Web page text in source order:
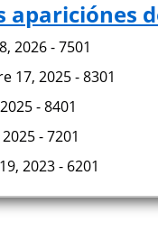
apariciónes
2026 - 7501
17, 2025 - 8301
- 8401
- 7201
2023 - 6201